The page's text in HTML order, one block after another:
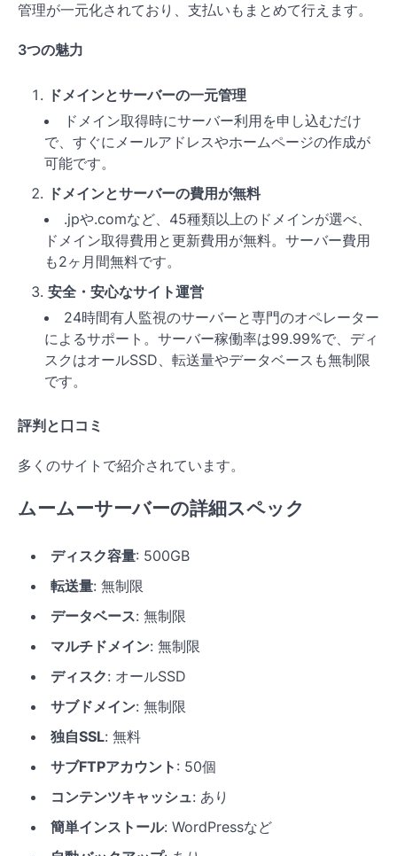
管理が一元化されており、支払いもまとめて行えます。
3つの魅力
ドメインとサーバーの一元管理
ドメイン取得時にサーバー利用を申し込むだけ
で、すぐにメールアドレスやホームページの作成が
可能です。
ドメインとサーバーの費用が無料
.jpや.comなど、45種類以上のドメインが選べ、
ドメイン取得費用と更新費用が無料。サーバー費用
も2ヶ月間無料です。
安全・安心なサイト運営
24時間有人監視のサーバーと専門のオペレーター
によるサポート。サーバー稼働率は99.99%で、ディ
スクはオールSSD、転送量やデータベースも無制限
です。
評判と口コミ
多くのサイトで紹介されています。
ムームーサーバーの詳細スペック
ディスク容量: 500GB
転送量: 無制限
データベース: 無制限
マルチドメイン: 無制限
ディスク: オールSSD
サブドメイン: 無制限
独自SSL: 無料
サブFTPアカウント : 50個
コンテンツキャッシュ: あり
簡単インストール: WordPressなど